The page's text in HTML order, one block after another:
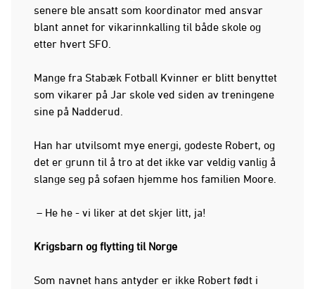
senere ble ansatt som koordinator med ansvar
blant annet for vikarinnkalling til både skole og
etter hvert SFO.
Mange fra Stabæk Fotball Kvinner er blitt benyttet
som vikarer på Jar skole ved siden av treningene
sine på Nadderud.
Han har utvilsomt mye energi, godeste Robert, og
det er grunn til å tro at det ikke var veldig vanlig å
slange seg på sofaen hjemme hos familien Moore.
– He he - vi liker at det skjer litt, ja!
Krigsbarn og flytting til Norge
Som navnet hans antyder er ikke Robert født i